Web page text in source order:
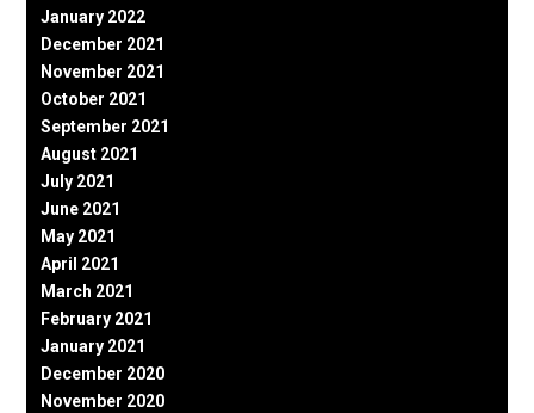
January 2022
December 2021
November 2021
October 2021
September 2021
August 2021
July 2021
June 2021
May 2021
April 2021
March 2021
February 2021
January 2021
December 2020
November 2020